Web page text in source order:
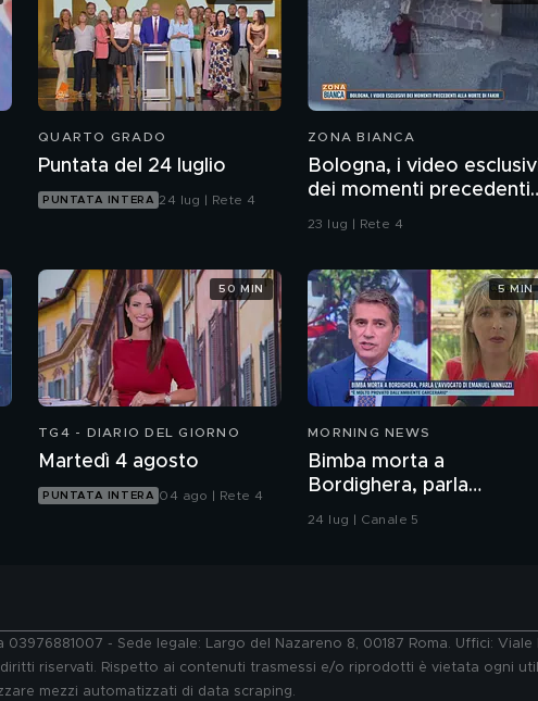
QUARTO GRADO
Puntata del 24 luglio
PUNTATA INTERA 24 lug | Rete 4
ZONA BIANCA
Bologna, i video
dei momenti precedenti
alla morte di Fakir
23 lug | Rete 4
TG4 - DIARIO DEL GIORNO
Martedì 4 agosto
PUNTATA INTERA 04 ago | Rete 4
50 MIN
MORNING NEWS
Bimba morta a
Bordighera, parla
l'avvocato di Emanuel
24 lug | Canale 5
5 MIN
03976881007 - Sede legale: Largo del Nazareno 8, 00187 Roma. Uffici:
riservati. Rispetto ai contenuti trasmessi e/o riprodotti è vietata ogni
mezzi automatizzati di data scraping.